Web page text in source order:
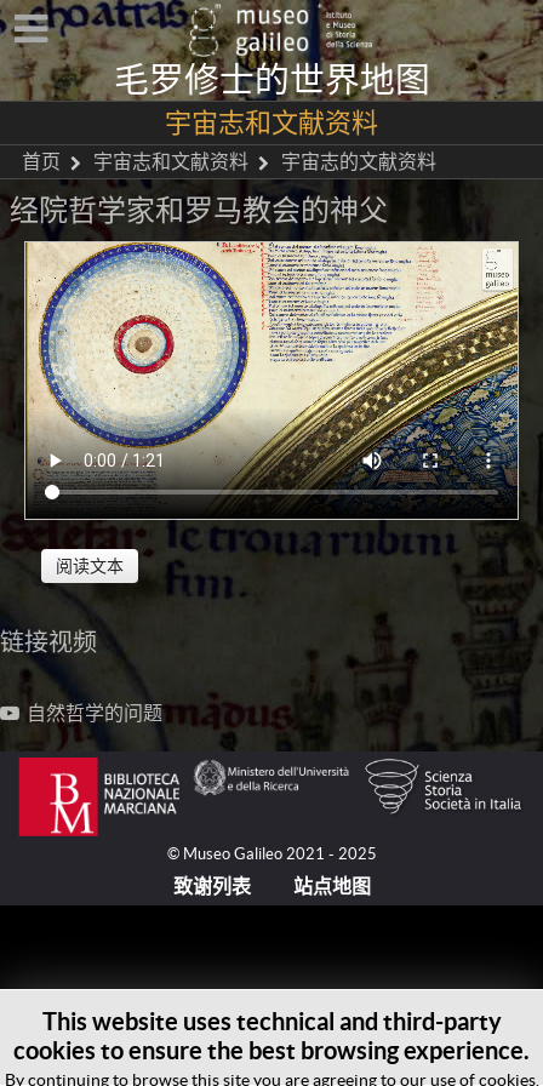
毛罗修士的世界地图
宇宙志和文献资料
首页 宇宙志和文献资料 宇宙志的文献资料
经院哲学家和罗马教会的神父
阅读文本
从十二世纪以来，与天体世界、月下世界（mondo
sublunare）、四元素相关的问题在大学和经院中，是
从亚里士多德（Aristotélēs, 前384-前322）的三部著作
开始进行讨论：《论天体》（De caelo
）、《气象学》
（Meteorologica ）和《论生灭》（
De generatione et
corruptione）。在其宇宙志专题中，毛罗修士（Fra
Mauro, 活跃于约1430-约1459/1464之间）引用了亚里
士多德的主要评注者：被翻译成拉丁文的穆斯林阿维森
纳（Ibn Sīnā, Avicenna, 980-1037）和阿威罗伊（Ibn
Rushd, Averroes, 1126-1198）；基督教哲学家大阿尔
Aquinas, 约1225-1274）和约翰·萨克罗博斯科
（Johannes de Sacrobosco, 约1195-1256）。他们的注
释提出了在整体上是非常广泛的一系列问题，用于理解
和更新从亚里士多德的三种“物理”著作那里流传下来的
链接视频
自然哲学的问题
© Museo Galileo 2021 - 2025
致谢列表 站点地图
This website uses technical and third-party
cookies to ensure the best browsing experience.
By continuing to browse this site you are agreeing to our use of cookies.